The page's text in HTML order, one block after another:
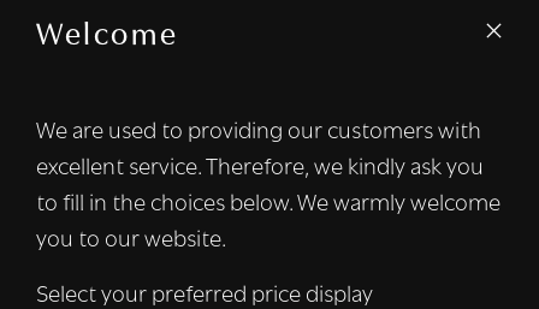
Welcome
We are used to providing our customers with
excellent service. Therefore, we kindly ask you
to fill in the choices below. We warmly welcome
you to our website.
Select your preferred price display
We gebruiken cookies om inhoud en
informatie over uw gebruik van onze site
met onze advertentie- en analysepartners,
die deze kunnen combineren met andere
informatie die u aan hen heeft verstrekt of
van hun diensten. Lees verder